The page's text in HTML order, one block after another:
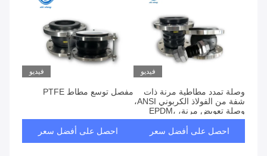
فيديو
وصلة تمدد مطاطية مرنة ذات
شفة من الفولاذ الكربوني ANSI،
وصلة تعويض مرنة، EPDM،
NBR
احصل على أفضل سعر
فيديو
مفصل توسع مطاط PTFE
احصل على أفضل سعر